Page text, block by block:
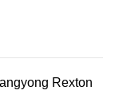
Rexton